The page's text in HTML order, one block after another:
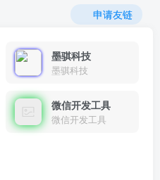
申请友链
墨骐科技
墨骐科技
微信开发工具
微信开发工具